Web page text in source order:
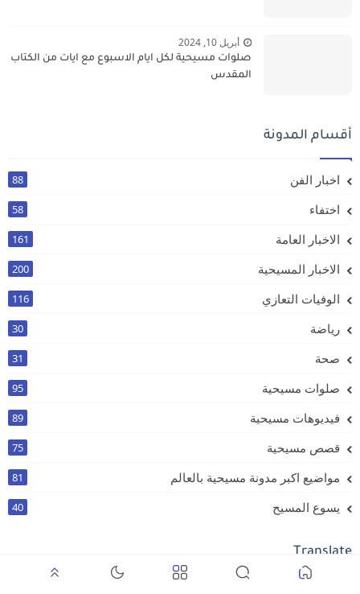
أبريل 10, 2024
صلوات مسيحية لكل ايام الاسبوع مع ايات من الكتاب
المقدس
أقسام المدونة
اخبار الفن 88
اختفاء 58
الاخبار العامة 161
الاخبار المسيحية 200
الوفيات التعازي 116
رياضة 30
صحة 31
صلوات مسيحية 95
فيديوهات مسيحية 89
قصص مسيحية 75
مواضيع اكبر مدونة مسيحية بالعالم 81
يسوع المسيح 40
Translate